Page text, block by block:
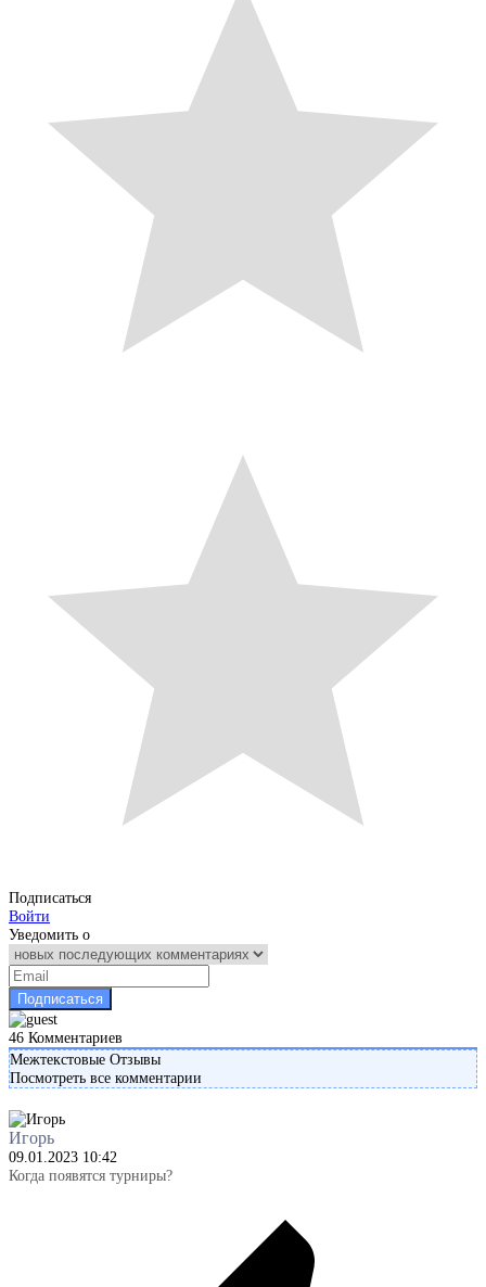
Подписаться
Войти
Уведомить о
46 Комментариев
Межтекстовые Отзывы
Посмотреть все комментарии
Игорь
09.01.2023 10:42
Когда появятся турниры?